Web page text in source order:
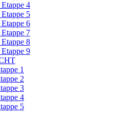
4
5
6
7
8
9
1
2
3
4
5